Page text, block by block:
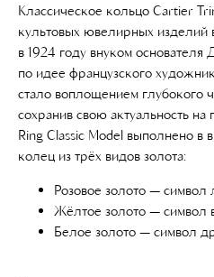
Классическое кольцо Cartier
культовых ювелирных изделий
в 1924 году внуком
по идее французского
стало воплощением глубокого
сохранив свою актуальность
Ring Classic Model выполнено в
колец из трёх видов золота:
Розовое золото — символ
Жёлтое золото — символ
Белое золото — символ